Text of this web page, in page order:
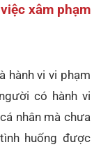
xâm phạm
hành vi vi phạm
có hành vi
nhân mà chưa
huống được